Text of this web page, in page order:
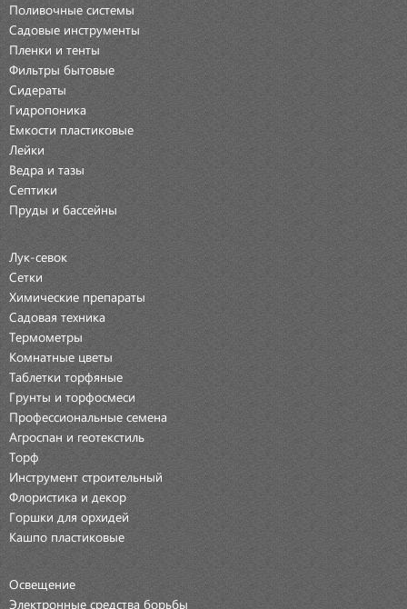
Поливочные системы
Садовые инструменты
Пленки и тенты
Фильтры бытовые
Сидераты
Гидропоника
Емкости пластиковые
Лейки
Ведра и тазы
Септики
Пруды и бассейны
Лук-севок
Сетки
Химические препараты
Садовая техника
Термометры
Комнатные цветы
Таблетки торфяные
Грунты и торфосмеси
Профессиональные семена
Агроспан и геотекстиль
Торф
Инструмент строительный
Флористика и декор
Горшки для орхидей
Кашпо пластиковые
Освещение
Электронные средства борьбы